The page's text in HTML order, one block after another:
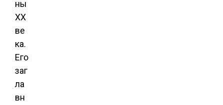
ны
XX
ве
ка.
Его
заг
ла
вн